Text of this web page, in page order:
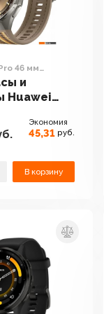
46 мм
с и
Huawei
с
Экономия
45,31 руб.
В корзину